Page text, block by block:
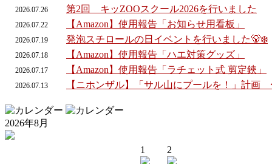
2026.07.26 第2回 キッZOOスクール2026を行いました
2026.07.22 【Amazon】使用報告「お知らせ用看板」
2026.07.19 発泡スチロールの日イベントを行いました🐻‍❄️
2026.07.18 【Amazon】使用報告「ハエ対策グッズ」
2026.07.17 【Amazon】使用報告「ラチェット式 剪定鋏」
2026.07.13 【ニホンザル】「サル山にプールを！」計画
2026年8月
1 2